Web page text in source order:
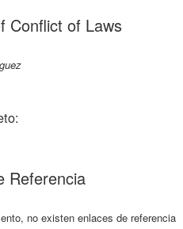
Conflict of Laws
Referencia
no existen enlaces de referencia